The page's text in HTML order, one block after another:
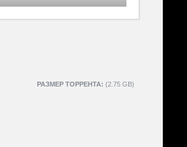
РАЗМЕР ТОРРЕНТА: (2.75 GB)